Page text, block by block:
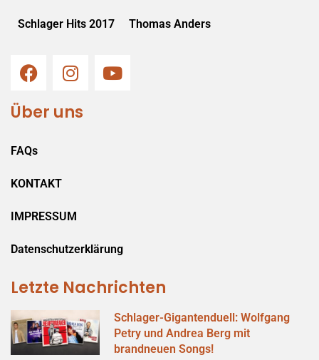
Schlager Hits 2017 Thomas Anders
Über uns
FAQs
KONTAKT
IMPRESSUM
Datenschutzerklärung
Letzte Nachrichten
Schlager-Gigantenduell: Wolfgang
Petry und Andrea Berg mit
brandneuen Songs!